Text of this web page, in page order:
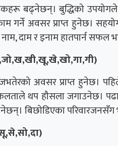
बढ्नेछन्। बुद्धिको
गर्ने अवसर प्राप्त हुनेछ।
दाम र इनाम हातपार्न सफल
अवसर प्राप्त हुनेछ।
थप हौसला जगाउनेछ।
बिछोडिएका